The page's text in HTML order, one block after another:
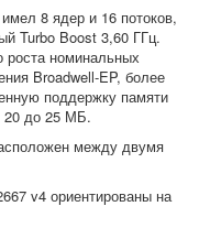
8 ядер и 16 потоков,
Turbo Boost 3,60 ГГц.
роста номинальных
Broadwell-EP, более
поддержку памяти
20 до 25 МБ.
между двумя
v4 ориентированы на